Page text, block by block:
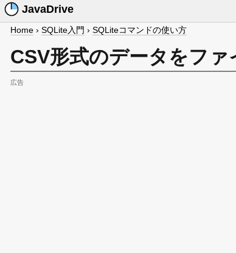
JavaDrive
Home › SQLite入門 › SQLiteコマンドの使い方
CSV形式のデータをフ
広告